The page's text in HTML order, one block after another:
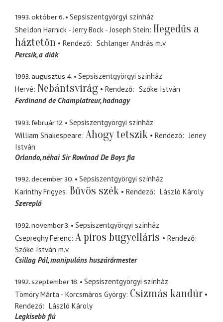
1993. október 6.
Sepsiszentgyörgyi színház
Sheldon Harnick - Jerry Bock - Joseph Stein Hegedűs a
háztetőn
Rendező Schlanger András m.v.
Percsik a diák
1993. augusztus 4.
Sepsiszentgyörgyi színház
Hervé Nebántsvirág Rendező
Szőke István
Ferdinand de Champlatreur hadnagy
1993. február 12.
Sepsiszentgyörgyi színház
William Shakespeare Ahogy tetszik Rendező
Jeney
István
Orlando néhai Sir Rowlnad De Boys fia
1992. december 30.
Sepsiszentgyörgyi színház
Karinthy Frigyes Bűvös szék Rendező
László Károly
Szereplő
1992. november 3.
Sepsiszentgyörgyi színház
Csepreghy Ferenc A piros bugyelláris
Rendező
Szőke István m.v.
Csillag Pál manipuláns huszárőrmester
1992. szeptember 18.
Sepsiszentgyörgyi színház
Tömöry Márta - Korcsmáros György Csizmás kandúr
Rendező
László Károly
Legkisebb fiú